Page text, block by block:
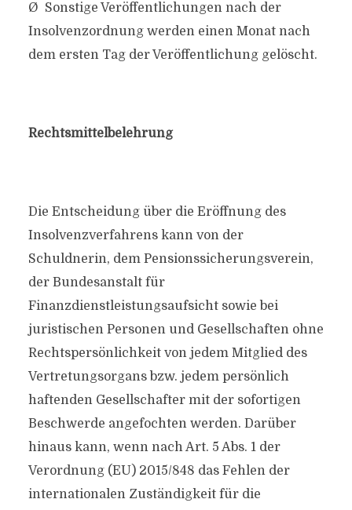
Ø Sonstige Veröffentlichungen nach der
Insolvenzordnung werden einen Monat nach
dem ersten Tag der Veröffentlichung gelöscht.
Rechtsmittelbelehrung
Die Entscheidung über die Eröffnung des
Insolvenzverfahrens kann von der
Schuldnerin, dem Pensionssicherungsverein,
der Bundesanstalt für
Finanzdienstleistungsaufsicht sowie bei
juristischen Personen und Gesellschaften ohne
Rechtspersönlichkeit von jedem Mitglied des
Vertretungsorgans bzw. jedem persönlich
haftenden Gesellschafter mit der sofortigen
Beschwerde angefochten werden. Darüber
hinaus kann, wenn nach Art. 5 Abs. 1 der
Verordnung (EU) 2015/848 das Fehlen der
internationalen Zuständigkeit für die